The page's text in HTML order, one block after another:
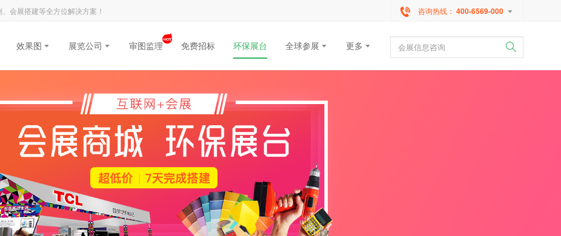
会展搭建等全方位解决方案！ 咨询热线： 400-6569-000
效果图 展览公司 审图监理 免费招标 环保展台 全球参展 更多